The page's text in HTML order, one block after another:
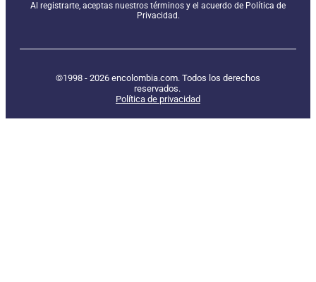
Al registrarte, aceptas nuestros términos y el acuerdo de Política de
Privacidad.
©1998 - 2026 encolombia.com. Todos los derechos
reservados.
Política de privacidad